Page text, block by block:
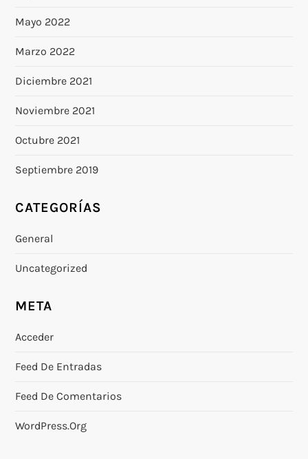
Mayo 2022
Marzo 2022
Diciembre 2021
Noviembre 2021
Octubre 2021
Septiembre 2019
CATEGORÍAS
General
Uncategorized
META
Acceder
Feed De Entradas
Feed De Comentarios
WordPress.org